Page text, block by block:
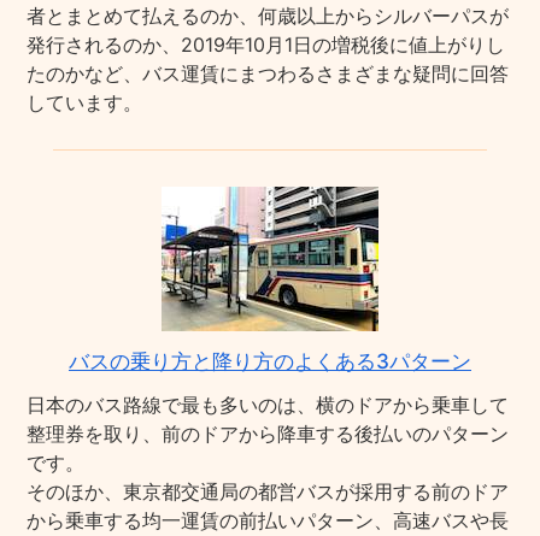
者とまとめて払えるのか、何歳以上からシルバーパスが
発行されるのか、2019年10月1日の増税後に値上がりし
たのかなど、バス運賃にまつわるさまざまな疑問に回答
しています。
バスの乗り方と降り方のよくある3パターン
日本のバス路線で最も多いのは、横のドアから乗車して
整理券を取り、前のドアから降車する後払いのパターン
です。
そのほか、東京都交通局の都営バスが採用する前のドア
から乗車する均一運賃の前払いパターン、高速バスや長